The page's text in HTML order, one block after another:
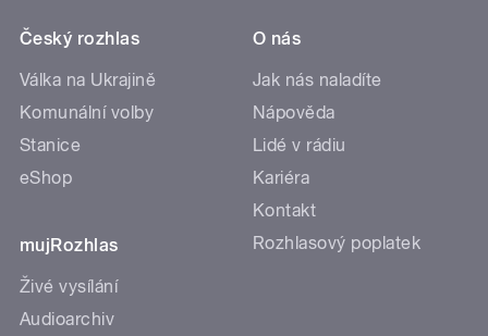
Český rozhlas
Válka na Ukrajině
Komunální volby
Stanice
eShop
mujRozhlas
Živé vysílání
Audioarchiv
O nás
Jak nás naladíte
Nápověda
Lidé v rádiu
Kariéra
Kontakt
Rozhlasový poplatek